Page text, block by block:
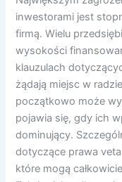
inwestorami jest
firmą. Wielu
wysokości
klauzulach
żądają miejsc w
początkowo może
pojawia się, gdy ich
dominujący.
dotyczące prawa
które mogą